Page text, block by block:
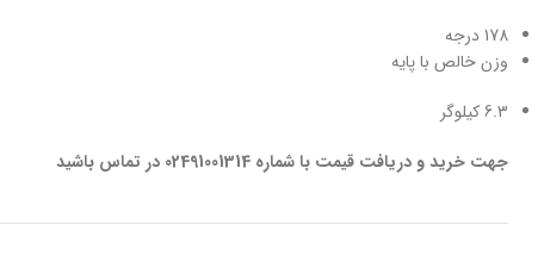
178 درجه
وزن خالص با پایه
6.3 کیلوگر
جهت خرید و دریافت قیمت با شماره 02491001314 در تماس باشید